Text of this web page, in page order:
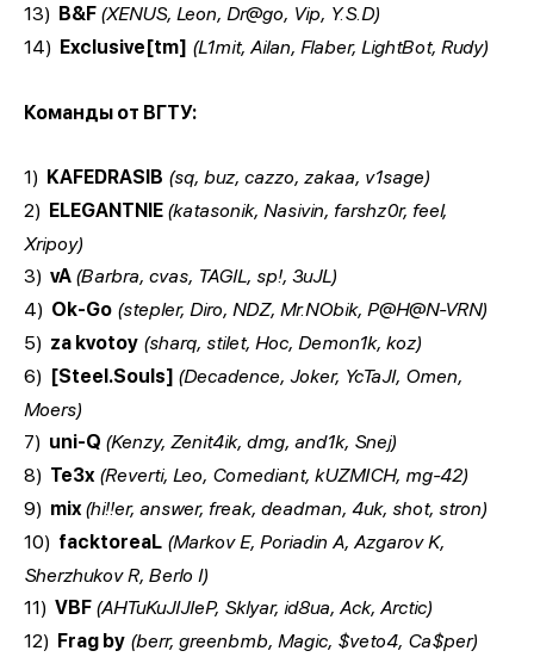
13) B&F (XENUS, Leon, Dr@go, Vip, Y.S.D)
14) Exclusive[tm] (L1mit, Ailan, Flaber, LightBot, Rudy)
Команды от ВГТУ:
1) KAFEDRASIB (sq, buz, cazzo, zakaa, v1sage)
2) ELEGANTNIE (katasonik, Nasivin, farshz0r, feel,
Xripoy)
3) vA (Barbra, cvas, TAGIL, sp!, 3uJL)
4) Ok-Go (stepler, Diro, NDZ, Mr.NObik, P@H@N-VRN)
5) za kvotoy (sharq, stilet, Hoc, Demon1k, koz)
6) [Steel.Souls] (Decadence, Joker, YcTaJI, Omen,
Moers)
7) uni-Q (Kenzy, Zenit4ik, dmg, and1k, Snej)
8) Te3x (Reverti, Leo, Comediant, kUZMICH, mg-42)
9) mix (hi!!er, answer, freak, deadman, 4uk, shot, stron)
10) facktoreaL (Markov E, Poriadin A, Azgarov K,
Sherzhukov R, Berlo I)
11) VBF (AHTuKuJIJIeP, Sklyar, id8ua, Ack, Arctic)
12) Frag by (berr, greenbmb, Magic, $veto4, Ca$per)